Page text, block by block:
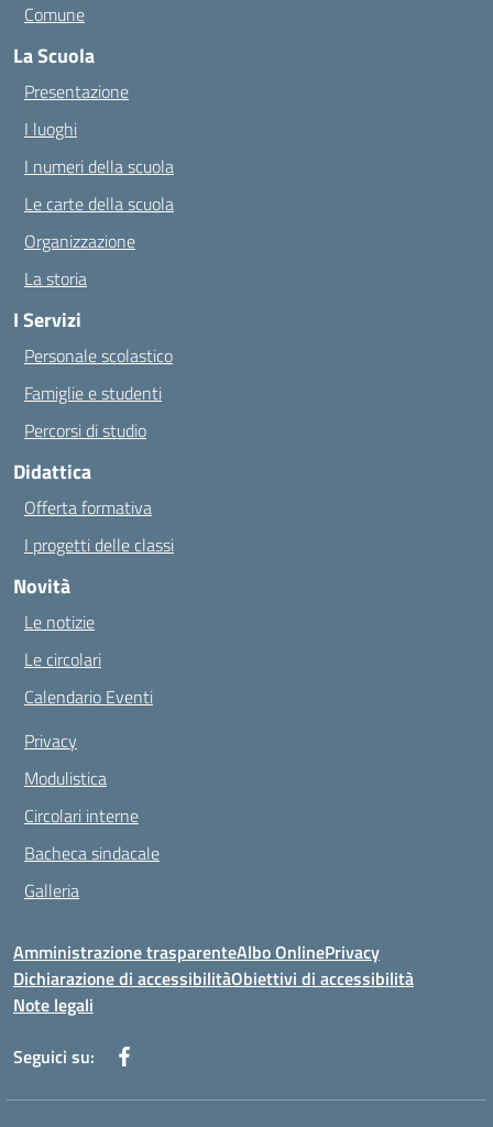
Comune
La Scuola
Presentazione
I luoghi
I numeri della scuola
Le carte della scuola
Organizzazione
La storia
I Servizi
Personale scolastico
Famiglie e studenti
Percorsi di studio
Didattica
Offerta formativa
I progetti delle classi
Novità
Le notizie
Le circolari
Calendario Eventi
Privacy
Modulistica
Circolari interne
Bacheca sindacale
Galleria
Amministrazione trasparenteAlbo OnlinePrivacy
Dichiarazione di accessibilitàObiettivi di accessibilità
Note legali
Seguici su: